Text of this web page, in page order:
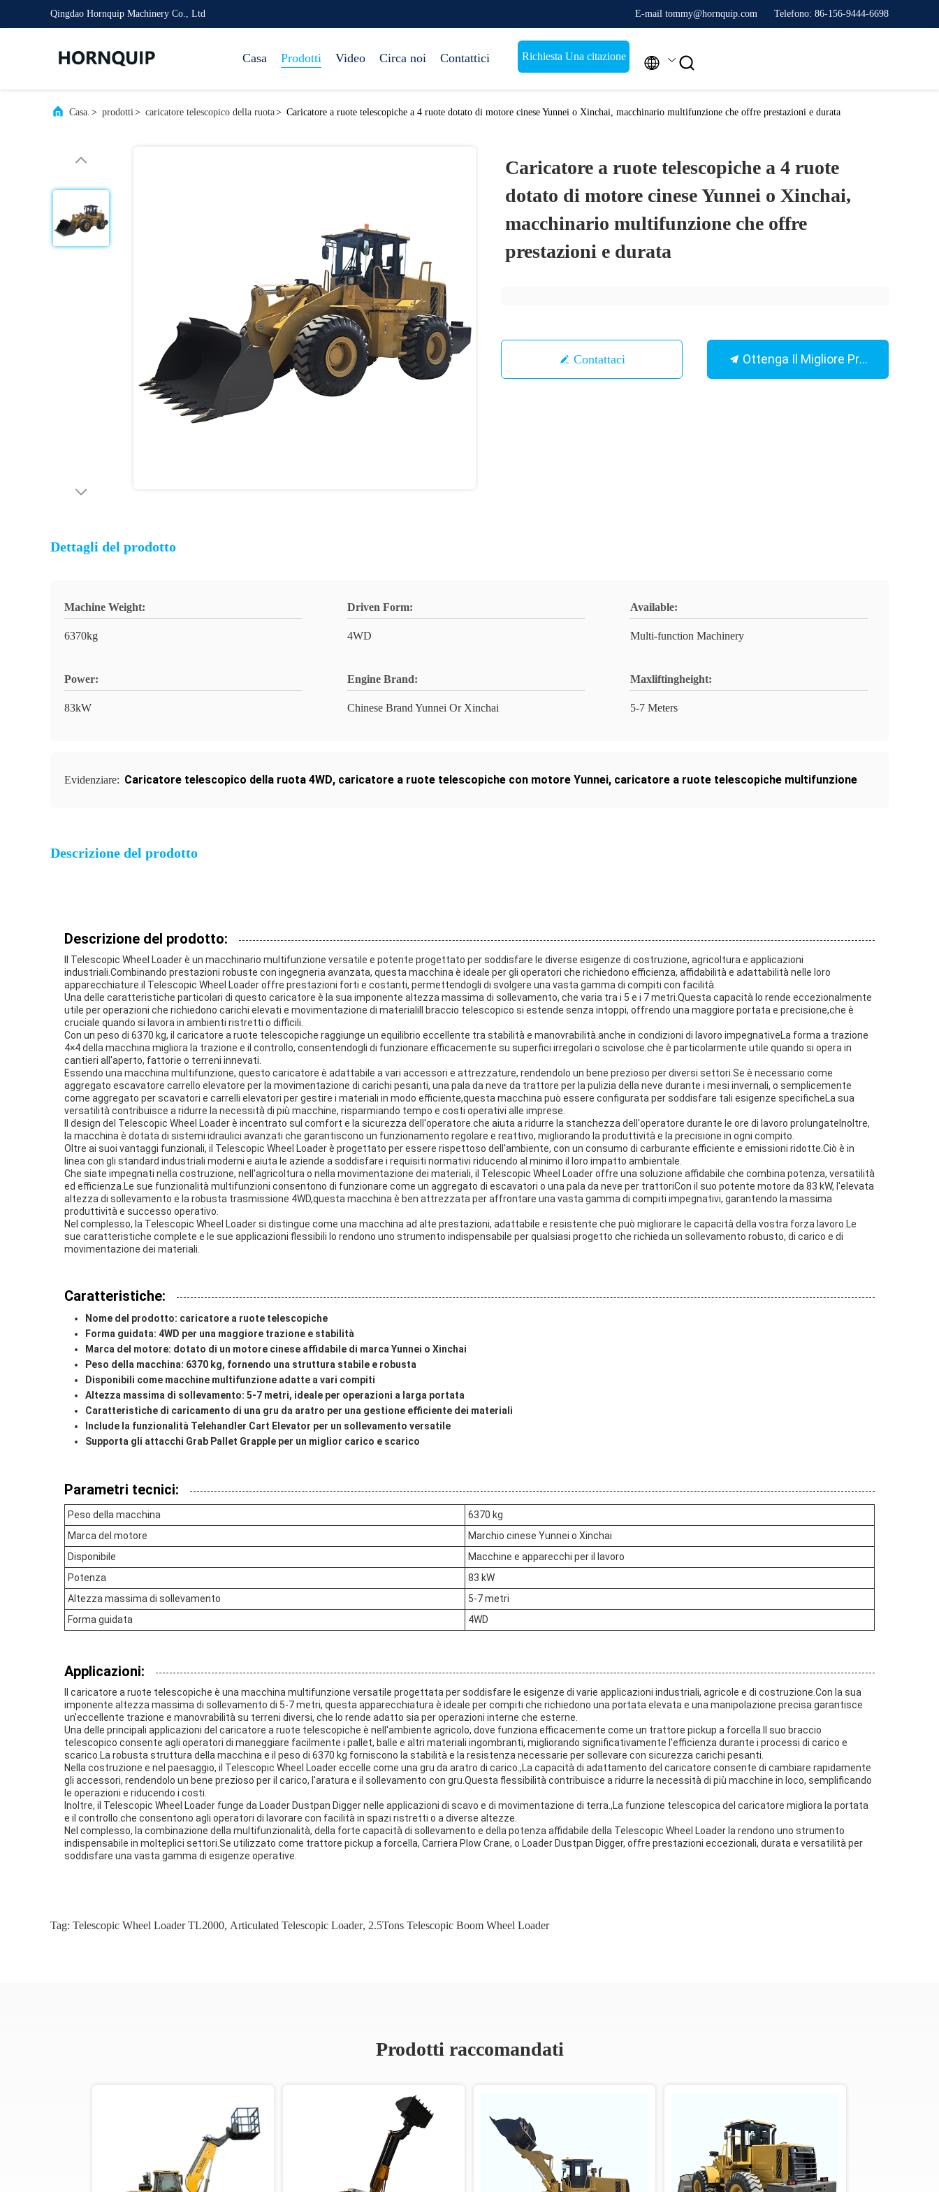
Qingdao Hornquip Machinery Co., Ltd E-mail tommy@hornquip.com Telefono: 86-156-9444-6698
Casa Prodotti Video Circa noi Contattici Richiesta Una citazione  
Casa. > prodotti> caricatore telescopico della ruota> Caricatore a ruote telescopiche a 4 ruote dotato di motore cinese Yunnei o Xinchai, macchinario multifunzione che offre prestazioni e durata
Caricatore a ruote telescopiche a 4 ruote
dotato di motore cinese Yunnei o Xinchai,
macchinario multifunzione che offre
prestazioni e durata
Contattaci Ottenga Il Migliore Prezzo
Dettagli del prodotto
Machine Weight:
6370kg
Driven Form:
4WD
Available:
Multi-function Machinery
Power:
83kW
Engine Brand:
Chinese Brand Yunnei Or Xinchai
Maxliftingheight:
5-7 Meters
Evidenziare: Caricatore telescopico della ruota 4WD, caricatore a ruote telescopiche con motore Yunnei, caricatore a ruote telescopiche multifunzione
Descrizione del prodotto
Descrizione del prodotto:
Il Telescopic Wheel Loader è un macchinario multifunzione versatile e potente progettato per soddisfare le diverse esigenze di costruzione, agricoltura e applicazioni
industriali.Combinando prestazioni robuste con ingegneria avanzata, questa macchina è ideale per gli operatori che richiedono efficienza, affidabilità e adattabilità nelle loro
apparecchiature.il Telescopic Wheel Loader offre prestazioni forti e costanti, permettendogli di svolgere una vasta gamma di compiti con facilità.
Una delle caratteristiche particolari di questo caricatore è la sua imponente altezza massima di sollevamento, che varia tra i 5 e i 7 metri.Questa capacità lo rende eccezionalmente
utile per operazioni che richiedono carichi elevati e movimentazione di materialiIl braccio telescopico si estende senza intoppi, offrendo una maggiore portata e precisione,che è
cruciale quando si lavora in ambienti ristretti o difficili.
Con un peso di 6370 kg, il caricatore a ruote telescopiche raggiunge un equilibrio eccellente tra stabilità e manovrabilità.anche in condizioni di lavoro impegnativeLa forma a trazione
4×4 della macchina migliora la trazione e il controllo, consentendogli di funzionare efficacemente su superfici irregolari o scivolose.che è particolarmente utile quando si opera in
cantieri all'aperto, fattorie o terreni innevati.
Essendo una macchina multifunzione, questo caricatore è adattabile a vari accessori e attrezzature, rendendolo un bene prezioso per diversi settori.Se è necessario come
aggregato escavatore carrello elevatore per la movimentazione di carichi pesanti, una pala da neve da trattore per la pulizia della neve durante i mesi invernali, o semplicemente
come aggregato per scavatori e carrelli elevatori per gestire i materiali in modo efficiente,questa macchina può essere configurata per soddisfare tali esigenze specificheLa sua
versatilità contribuisce a ridurre la necessità di più macchine, risparmiando tempo e costi operativi alle imprese.
Il design del Telescopic Wheel Loader è incentrato sul comfort e la sicurezza dell'operatore.che aiuta a ridurre la stanchezza dell'operatore durante le ore di lavoro prolungateInoltre,
la macchina è dotata di sistemi idraulici avanzati che garantiscono un funzionamento regolare e reattivo, migliorando la produttività e la precisione in ogni compito.
Oltre ai suoi vantaggi funzionali, il Telescopic Wheel Loader è progettato per essere rispettoso dell'ambiente, con un consumo di carburante efficiente e emissioni ridotte.Ciò è in
linea con gli standard industriali moderni e aiuta le aziende a soddisfare i requisiti normativi riducendo al minimo il loro impatto ambientale.
Che siate impegnati nella costruzione, nell'agricoltura o nella movimentazione dei materiali, il Telescopic Wheel Loader offre una soluzione affidabile che combina potenza, versatilità
ed efficienza.Le sue funzionalità multifunzioni consentono di funzionare come un aggregato di escavatori o una pala da neve per trattoriCon il suo potente motore da 83 kW, l'elevata
altezza di sollevamento e la robusta trasmissione 4WD,questa macchina è ben attrezzata per affrontare una vasta gamma di compiti impegnativi, garantendo la massima
produttività e successo operativo.
Nel complesso, la Telescopic Wheel Loader si distingue come una macchina ad alte prestazioni, adattabile e resistente che può migliorare le capacità della vostra forza lavoro.Le
sue caratteristiche complete e le sue applicazioni flessibili lo rendono uno strumento indispensabile per qualsiasi progetto che richieda un sollevamento robusto, di carico e di
movimentazione dei materiali.
Caratteristiche:
Nome del prodotto: caricatore a ruote telescopiche
Forma guidata: 4WD per una maggiore trazione e stabilità
Marca del motore: dotato di un motore cinese affidabile di marca Yunnei o Xinchai
Peso della macchina: 6370 kg, fornendo una struttura stabile e robusta
Disponibili come macchine multifunzione adatte a vari compiti
Altezza massima di sollevamento: 5-7 metri, ideale per operazioni a larga portata
Caratteristiche di caricamento di una gru da aratro per una gestione efficiente dei materiali
Include la funzionalità Telehandler Cart Elevator per un sollevamento versatile
Supporta gli attacchi Grab Pallet Grapple per un miglior carico e scarico
Parametri tecnici:
Peso della macchina
6370 kg
Marca del motore
Marchio cinese Yunnei o Xinchai
Disponibile
Macchine e apparecchi per il lavoro
Potenza
83 kW
Altezza massima di sollevamento
5-7 metri
Forma guidata
4WD
Applicazioni:
Il caricatore a ruote telescopiche è una macchina multifunzione versatile progettata per soddisfare le esigenze di varie applicazioni industriali, agricole e di costruzione.Con la sua
imponente altezza massima di sollevamento di 5-7 metri, questa apparecchiatura è ideale per compiti che richiedono una portata elevata e una manipolazione precisa.garantisce
un'eccellente trazione e manovrabilità su terreni diversi, che lo rende adatto sia per operazioni interne che esterne.
Una delle principali applicazioni del caricatore a ruote telescopiche è nell'ambiente agricolo, dove funziona efficacemente come un trattore pickup a forcella.Il suo braccio
telescopico consente agli operatori di maneggiare facilmente i pallet, balle e altri materiali ingombranti, migliorando significativamente l'efficienza durante i processi di carico e
scarico.La robusta struttura della macchina e il peso di 6370 kg forniscono la stabilità e la resistenza necessarie per sollevare con sicurezza carichi pesanti.
Nella costruzione e nel paesaggio, il Telescopic Wheel Loader eccelle come una gru da aratro di carico.,La capacità di adattamento del caricatore consente di cambiare rapidamente
gli accessori, rendendolo un bene prezioso per il carico, l'aratura e il sollevamento con gru.Questa flessibilità contribuisce a ridurre la necessità di più macchine in loco, semplificando
le operazioni e riducendo i costi.
Inoltre, il Telescopic Wheel Loader funge da Loader Dustpan Digger nelle applicazioni di scavo e di movimentazione di terra.,La funzione telescopica del caricatore migliora la portata
e il controllo.che consentono agli operatori di lavorare con facilità in spazi ristretti o a diverse altezze.
Nel complesso, la combinazione della multifunzionalità, della forte capacità di sollevamento e della potenza affidabile della Telescopic Wheel Loader la rendono uno strumento
indispensabile in molteplici settori.Se utilizzato come trattore pickup a forcella, Carriera Plow Crane, o Loader Dustpan Digger, offre prestazioni eccezionali, durata e versatilità per
soddisfare una vasta gamma di esigenze operative.
Tag: Telescopic Wheel Loader TL2000, Articulated Telescopic Loader, 2.5Tons Telescopic Boom Wheel Loader
Prodotti raccomandati